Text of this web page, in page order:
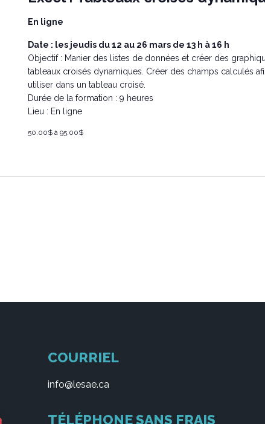
En ligne
Date : les jeudis du 12 au 26 mars de 13 h à 16 h
Objectif : Manier des listes de données et créer des
tableaux croisés dynamiques. Créer des champs calculés
utiliser dans un tableau croisé.
Durée de la formation : 9 heures
Lieu : En ligne
50.00$ à 95.00$
COURRIEL
info@lesae.ca
TÉLÉPHONE SANS FRAIS